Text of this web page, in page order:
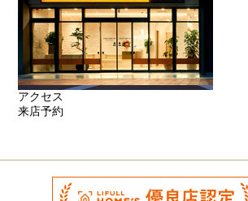
アクセス
来店予約